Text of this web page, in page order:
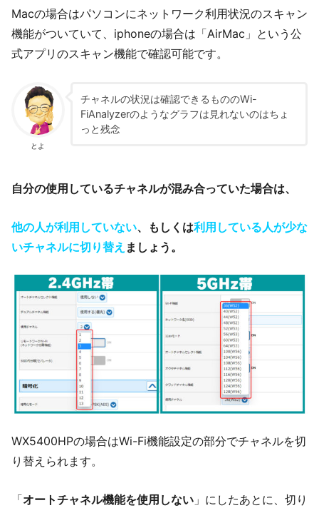
Macの場合はパソコンにネットワーク利用状況のスキャン
機能がついていて、iphoneの場合は「AirMac」という公
式アプリのスキャン機能で確認可能です。
とよ
チャネルの状況は確認できるもののWi-
FiAnalyzerのようなグラフは見れないのはちょ
っと残念
自分の使用しているチャネルが混み合っていた場合は、
他の人が利用していない、もしくは利用している人が少な
いチャネルに切り替え ましょう。
WX5400HPの場合はWi-Fi機能設定の部分でチャネルを切
り替えられます。
「オートチャネル機能を使用しない 」にしたあとに、切り